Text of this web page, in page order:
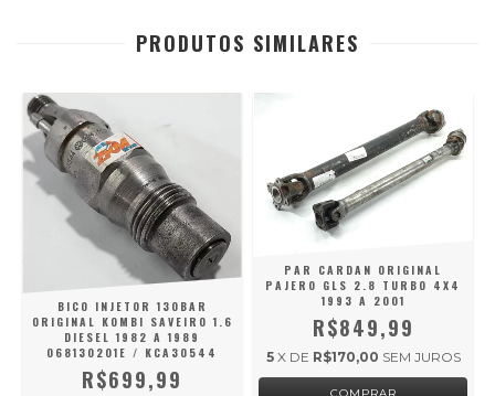
PRODUTOS SIMILARES
BICO INJETOR 130BAR
ORIGINAL KOMBI SAVEIRO 1.6
DIESEL 1982 A 1989
068130201E / KCA30544
R$699,99
PAR CARDAN ORIGINAL
PAJERO GLS 2.8 TURBO 4X4
1993 A 2001
R$849,99
5 X DE R$170,00 SEM JUROS